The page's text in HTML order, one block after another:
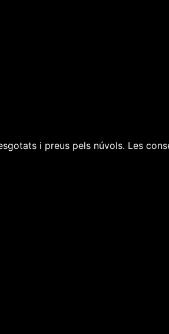
i preus pels núvols. Les